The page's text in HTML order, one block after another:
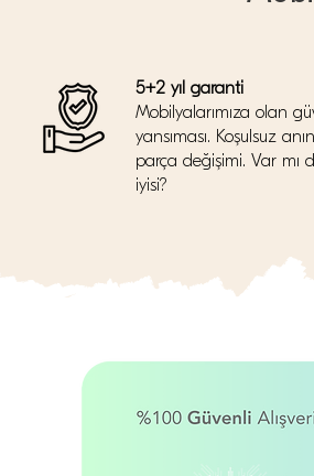
5+2 yıl garanti
Mobilyalarımıza olan
yansıması. Koşulsuz
parça değişimi. Var mı
iyisi?